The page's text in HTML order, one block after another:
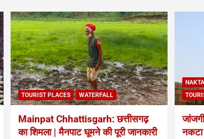
TOURIST PLACES WATERFALL
Mainpat Chhattisgarh: छत्तीसगढ़
का शिमला | मैनपाट घूमने की पूरी जानकारी
नकटा